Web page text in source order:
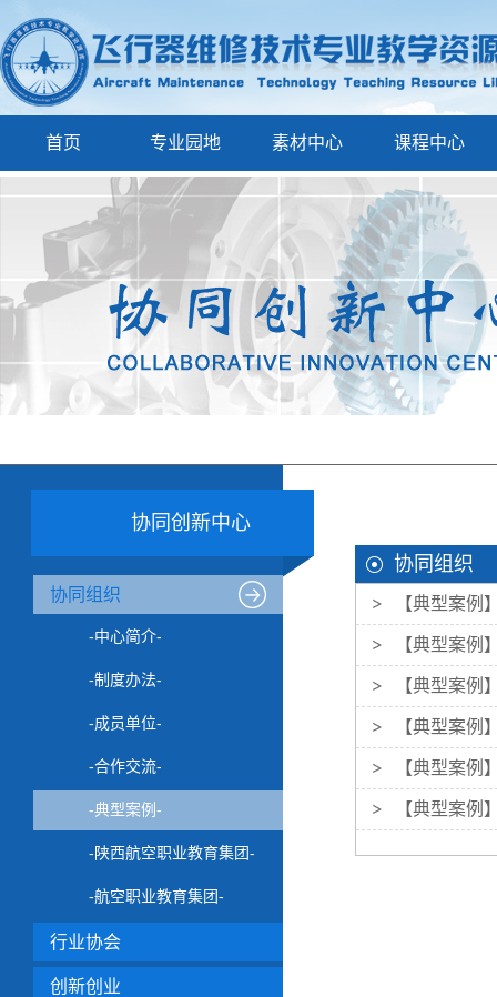
首页 专业园地 素材中心 课程中心
协同创新中心
协同组织
-中心简介-
-制度办法-
-成员单位-
-合作交流-
-典型案例-
-陕西航空职业教育集团-
-航空职业教育集团-
行业协会
创新创业
协同组织
【典型案例
【典型案例
【典型案例
【典型案例
【典型案例
【典型案例